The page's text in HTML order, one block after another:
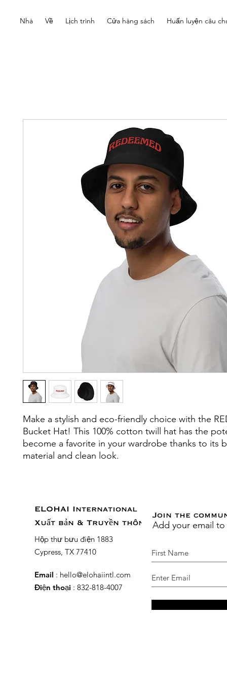
Nhà Về Lịch trình Cửa hàng sách Huấn luyện câu
Make a stylish and eco-friendly choice with the
Bucket Hat! This 100% cotton twill hat has the
become a favorite in your wardrobe thanks to its
material and clean look.
ELOHAI International
Xuất bản & Truyền thông
Hộp thư bưu điện 1883
Cypress, TX 77410
Email : hello@elohaiintl.com
Điện thoại : 832-818-4007
Join the
Add your email